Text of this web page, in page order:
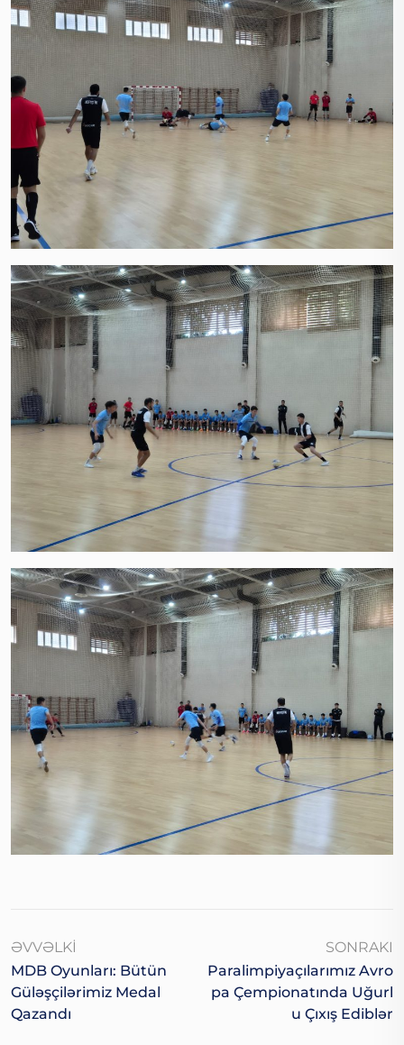
ƏVVƏLKI
MDB Oyunları: Bütün
Güləşçilərimiz Medal
Qazandı
SONRAKI
Paralimpiyaçılarımız Avro
Pa Çempionatında Uğurl
U Çıxış Ediblər